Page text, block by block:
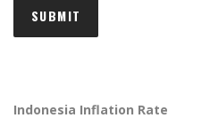
Indonesia Inflation Rate